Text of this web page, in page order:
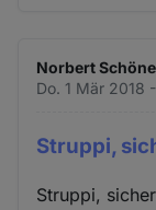
Norbert
Do. 1 Mär 2018
Struppi,
Struppi,